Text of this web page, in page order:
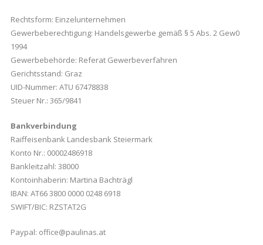
Rechtsform: Einzelunternehmen
Gewerbeberechtigung: Handelsgewerbe gemäß § 5 Abs. 2 Gew0
1994
Gewerbebehörde: Referat Gewerbeverfahren
Gerichtsstand: Graz
UID-Nummer: ATU 67478838
Steuer Nr.: 365/9841
Bankverbindung
Raiffeisenbank Landesbank Steiermark
Konto Nr.: 00002486918
Bankleitzahl: 38000
Kontoinhaberin: Martina Bachträgl
IBAN: AT66 3800 0000 0248 6918
SWIFT/BIC: RZSTAT2G
Paypal: office@paulinas.at